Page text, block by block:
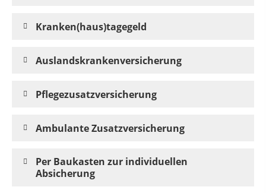
Kranken(haus)tagegeld
Auslandskrankenversicherung
Pflegezusatzversicherung
Ambulante Zusatzversicherung
Per Baukasten zur individuellen
Absicherung